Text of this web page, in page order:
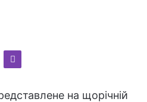
на щорічній